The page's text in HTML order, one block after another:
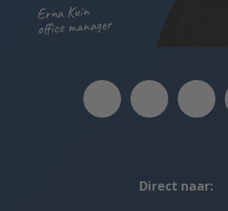
Erna Kuin
office manager
Direct naar: